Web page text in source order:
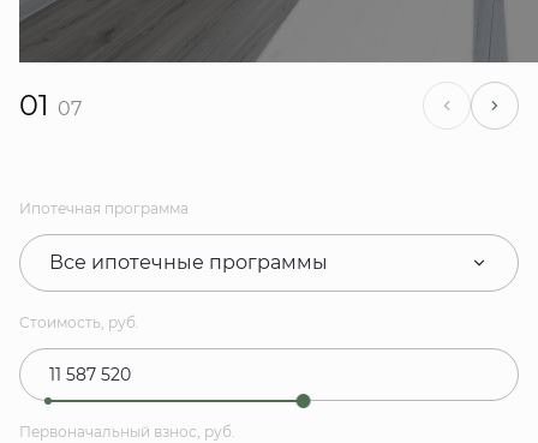
01 07
Ипотечная программа
Все ипотечные программы
Стоимость, руб.
Первоначальный взнос, руб.